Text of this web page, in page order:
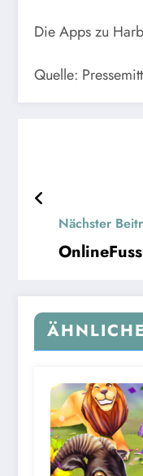
Die Apps zu
Quelle:
Nächster